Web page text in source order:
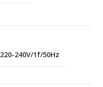
220-240V/1f/50Hz